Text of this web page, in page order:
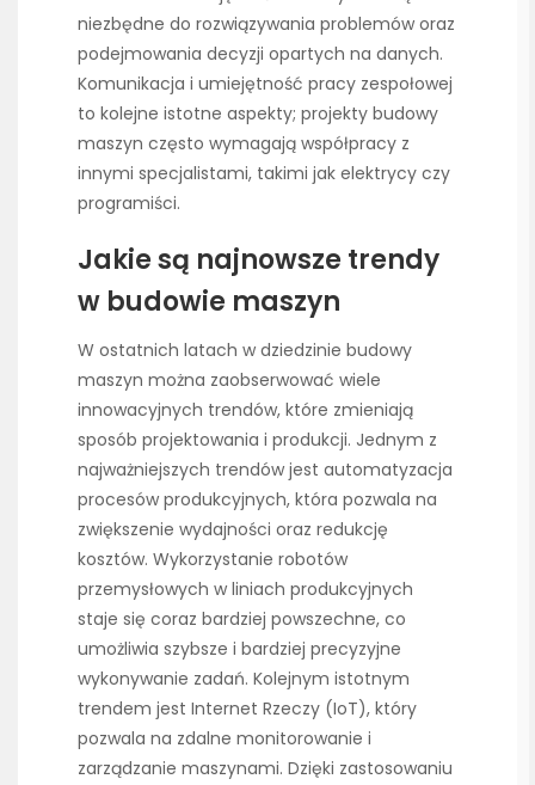
niezbędne do rozwiązywania problemów oraz
podejmowania decyzji opartych na danych.
Komunikacja i umiejętność pracy zespołowej
to kolejne istotne aspekty; projekty budowy
maszyn często wymagają współpracy z
innymi specjalistami, takimi jak elektrycy czy
programiści.
Jakie są najnowsze trendy
w budowie maszyn
W ostatnich latach w dziedzinie budowy
maszyn można zaobserwować wiele
innowacyjnych trendów, które zmieniają
sposób projektowania i produkcji. Jednym z
najważniejszych trendów jest automatyzacja
procesów produkcyjnych, która pozwala na
zwiększenie wydajności oraz redukcję
kosztów. Wykorzystanie robotów
przemysłowych w liniach produkcyjnych
staje się coraz bardziej powszechne, co
umożliwia szybsze i bardziej precyzyjne
wykonywanie zadań. Kolejnym istotnym
trendem jest Internet Rzeczy (IoT), który
pozwala na zdalne monitorowanie i
zarządzanie maszynami. Dzięki zastosowaniu